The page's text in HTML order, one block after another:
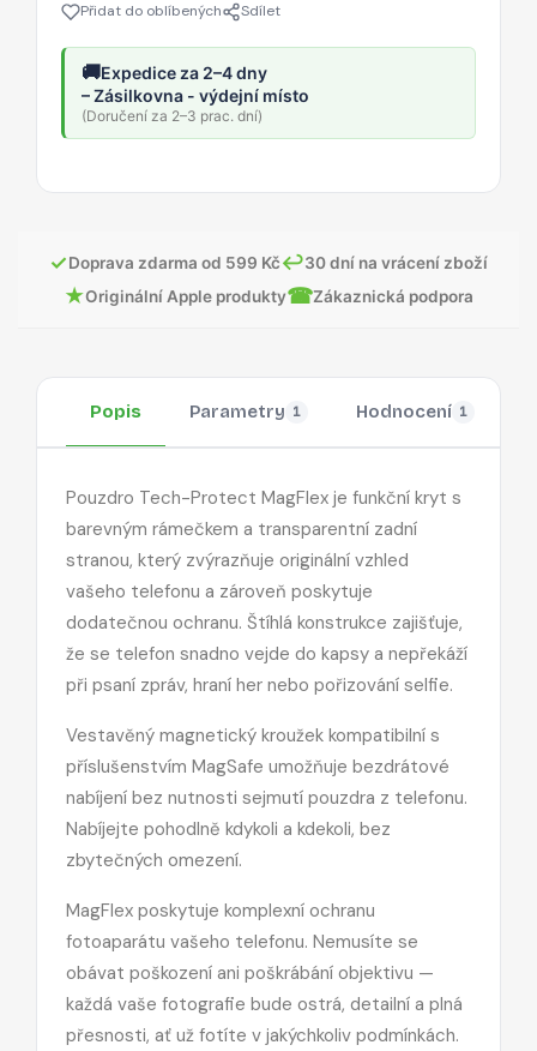
Přidat do oblíbených Sdílet
🚚Expedice za 2–4 dny
– Zásilkovna - výdejní místo
(Doručení za 2–3 prac. dní)
✓Doprava zdarma od 599 Kč↩30 dní na vrácení zboží
★Originální Apple produkty☎Zákaznická podpora
Popis Parametry 1 Hodnocení 1
Pouzdro Tech-Protect MagFlex je funkční kryt s
barevným rámečkem a transparentní zadní
stranou, který zvýrazňuje originální vzhled
vašeho telefonu a zároveň poskytuje
dodatečnou ochranu. Štíhlá konstrukce zajišťuje,
že se telefon snadno vejde do kapsy a nepřekáží
při psaní zpráv, hraní her nebo pořizování selfie.
Vestavěný magnetický kroužek kompatibilní s
příslušenstvím MagSafe umožňuje bezdrátové
nabíjení bez nutnosti sejmutí pouzdra z telefonu.
Nabíjejte pohodlně kdykoli a kdekoli, bez
zbytečných omezení.
MagFlex poskytuje komplexní ochranu
fotoaparátu vašeho telefonu. Nemusíte se
obávat poškození ani poškrábání objektivu —
každá vaše fotografie bude ostrá, detailní a plná
přesnosti, ať už fotíte v jakýchkoliv podmínkách.